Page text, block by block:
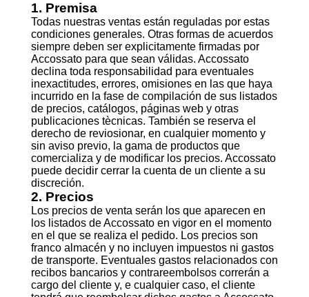
1. Premisa
Todas nuestras ventas están reguladas por estas
condiciones generales. Otras formas de acuerdos
siempre deben ser explicitamente firmadas por
Accossato para que sean válidas. Accossato
declina toda responsabilidad para eventuales
inexactitudes, errores, omisiones en las que haya
incurrido en la fase de compilación de sus listados
de precios, catálogos, páginas web y otras
publicaciones tècnicas. También se reserva el
derecho de reviosionar, en cualquier momento y
sin aviso previo, la gama de productos que
comercializa y de modificar los precios. Accossato
puede decidir cerrar la cuenta de un cliente a su
discreción.
2. Precios
Los precios de venta serán los que aparecen en
los listados de Accossato en vigor en el momento
en el que se realiza el pedido. Los precios son
franco almacén y no incluyen impuestos ni gastos
de transporte. Eventuales gastos relacionados con
recibos bancarios y contrareembolsos correrán a
cargo del cliente y, e cualquier caso, el cliente